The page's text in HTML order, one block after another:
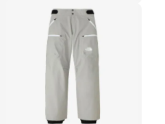
7-FD メンズ レディース ユ
ニセックス 25-26